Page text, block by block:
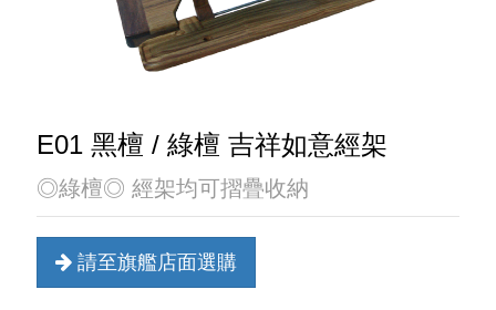
E01 黑檀 / 綠檀 吉祥如意經架
◎綠檀◎ 經架均可摺疊收納
請至旗艦店面選購